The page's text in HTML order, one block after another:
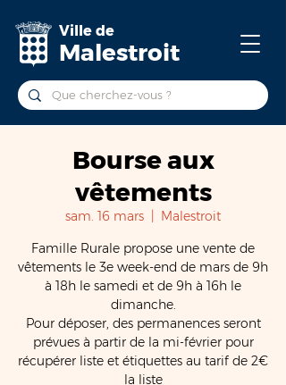
Ville de
Malestroit
Bourse aux
vêtements
sam. 16 mars
Malestroit
Famille Rurale propose une vente de
vêtements le 3e week-end de mars de 9h
à 18h le samedi et de 9h à 16h le
dimanche.
Pour déposer, des permanences seront
prévues à partir de la mi-février pour
récupérer liste et étiquettes au tarif de 2€
la liste